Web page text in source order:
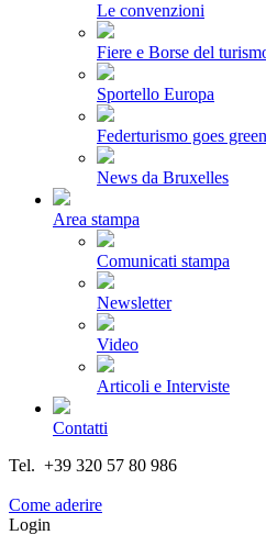
Le convenzioni
Fiere e Borse del
Sportello Europa
Federturismo goes green
News da Bruxelles
Area stampa
Comunicati stampa
Newsletter
Video
Articoli e Interviste
Contatti
Tel. +39 320 57 80 986
Come aderire
Login